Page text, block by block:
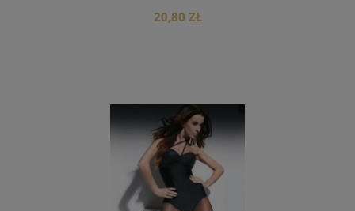
20,80 ZŁ
do koszyka